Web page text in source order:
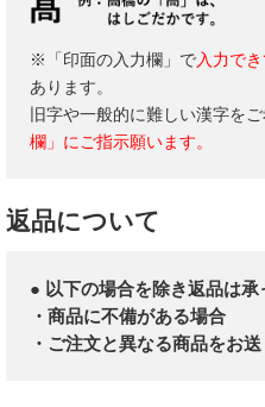
※「印面の入力欄」で入力で
あります。
旧字や一般的に難しい漢字をご
欄」にご指示願います。
返品について
● 以下の場合を除き返品は承
・商品に不備がある場合
・ご注文と異なる商品をお